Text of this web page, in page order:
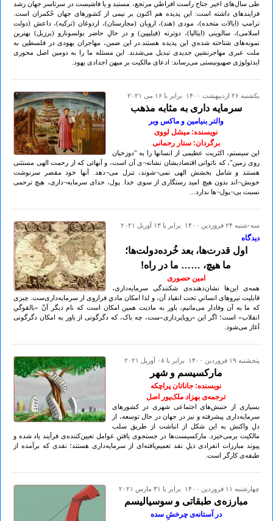
طی سال‌های اخیر جناح راست افراطیِ مرتجع، مستبد و یا فاشیست در سرتاسر جهان رشد
فزاینده­ای داشته است: این پدیده هم اکنون بر نیمی از کشورهای جهان حُکمران است.
ترامپ (ایالات متحده)، مودی (هند)، اروبان (مجارستان)، اردوغان (ترکیه)، داعش (دولت
اسلامی)، سالوینی (ایتالیا)، دوترته (فیلیپین) و در حالِ حاضر بولسونارو (برزیل) بهترین
نمونه‌های شناخته شده‌یِ این پدیده هستند.در این ضمن، مهاجران یهودی در فلسطین به
ملت عبری مهاجرنشین جدیدی تبدیل می‌شدند. این مسئله ما را به دومین اصل محوری
ایدئولوژی صهیونیستی می‌رساند: ادعای مالکیت بر میهن اجدادی یهود.
يكشنبه ۲۶ ارديبهشت ۱۴۰۰ برابر با ۱۶ می ۲۰۲۱
سرمایه داری به مثابه مذهب
والتر بنیامین و ماکس وبر
نویسنده: میشل لووی
برگردان: ستار رحمانی
این سیستم، اکثریت عظیمی از انسانها را به "دوزخیان
روی زمین"، که ناتوانی اقتصادیشان نشانه¬ی آن است، و آنهائی که از رحمت الهی مستثنی
هستند و شامل بخشش الهی نمی¬شوند، تنزل می¬دهد. آنها خود مقصر سرنوشت
خویش¬اند بدون هیچ امید رستگاری از سوی خدا. پول، خدای سرمایه¬داری، هیچ ترحمی
نسبت بی¬پول¬ها ندارد...
سه-شنبه ۲۴ فروردين ۱۴۰۰ برابر با ۱۳ آوريل ۲۰۲۱
دیدگاه
اول قدرت‌ها، بعد خُرده‌دولت‌ها؛
ما هیچ، …… ما در راه!
امین حصوری
همه‌ی این‌ها نشان‌دهنده‌ی شکنندگی سرمایه‌داری،
قابلیت نیروهای انسانیِ تحت انقیاد آن، و لذا امکان مادیِ فراروی از سرمایه‌داری‌ست. چیزی
که ما به آن وفادار می‌مانیم، باور به مادیت همین امکان است که نام دیگر آنْ «بالقوگیِ
انقلاب» است؛ اگر این «رویاپردازی»ست، چه باک، که دگرگونی از باور به امکان دگرگونی
آغاز می‌شود.
پنجشنبه ۱۹ فروردين ۱۴۰۰ برابر با ۰۸ آوريل ۲۰۲۱
مارکسیسم و شهر
نویسنده: جاناتان پراچکه
ترجمه‌ی بهزاد ملک‌پور اصل
بسیاری از جنبش‌های اجتماعی شهری در کشورهای
سرمایه‌داری پیشرفته و نیز در جهان در حال توسعه،‌ از
دلِ واکنش به این شکل از انباشت از طریق سلب
مالکیت برمی‌خیزد. مارکسیست‌ها در جستجوی یافتنِ عوامل تعیین‌کننده‌ی فرآیند یاد شده و
پیوند مبارزات انفرادی ذیلِ نقد تعمیم‌یافته‌‌ای از سرمایه‌داری هستند؛ نقدی که برآمده از
طبقه‌ی کارگر است.
چهارشنبه ۱۱ فروردين ۱۴۰۰ برابر با ۳۱ مارس ۲۰۲۱
مبارزه‌ی طبقاتی و سوسیالیسم
در آستانه‌ی چرخشِ سده